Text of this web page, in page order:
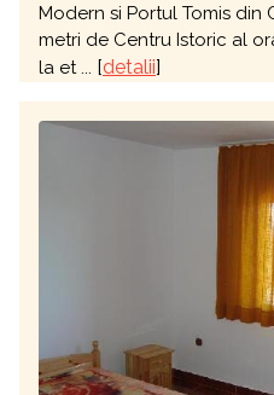
Modern si Portul Tomis din
metri de Centru Istoric al
la et ... [detalii]